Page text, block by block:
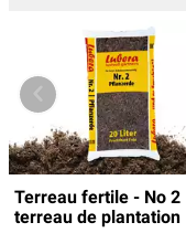
Terreau fertile - No 2
terreau de plantation